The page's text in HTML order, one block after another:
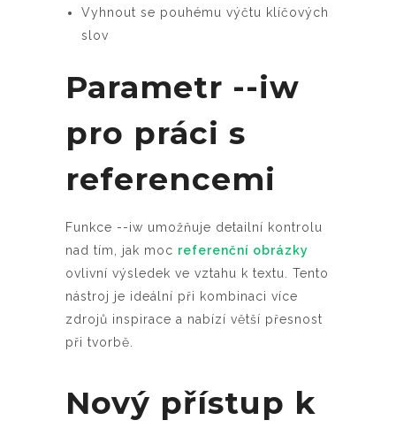
Vyhnout se pouhému výčtu klíčových
slov
Parametr --iw
pro práci s
referencemi
Funkce --iw umožňuje detailní kontrolu
nad tím, jak moc referenční obrázky
ovlivní výsledek ve vztahu k textu. Tento
nástroj je ideální při kombinaci více
zdrojů inspirace a nabízí větší přesnost
při tvorbě.
Nový přístup k